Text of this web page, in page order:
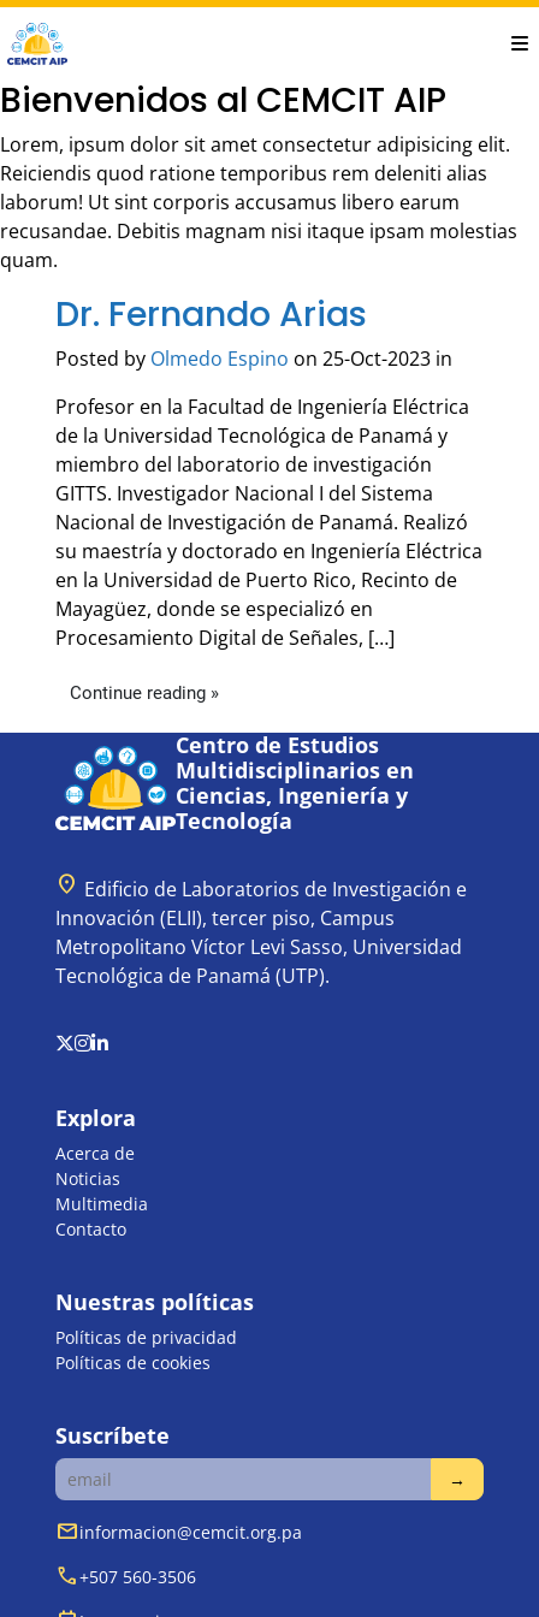
Saltar
al
contenido
principal
Bienvenidos al CEMCIT AIP
Lorem, ipsum dolor sit amet consectetur adipisicing elit.
Reiciendis quod ratione temporibus rem deleniti alias
laborum! Ut sint corporis accusamus libero earum
recusandae. Debitis magnam nisi itaque ipsam molestias
quam.
Dr. Fernando Arias
Posted by Olmedo Espino on 25-Oct-2023 in
Profesor en la Facultad de Ingeniería Eléctrica
de la Universidad Tecnológica de Panamá y
miembro del laboratorio de investigación
GITTS. Investigador Nacional I del Sistema
Nacional de Investigación de Panamá. Realizó
su maestría y doctorado en Ingeniería Eléctrica
en la Universidad de Puerto Rico, Recinto de
Mayagüez, donde se especializó en
Procesamiento Digital de Señales, […]
Continue reading »
Centro de Estudios
Multidisciplinarios en
Ciencias, Ingeniería y
Tecnología
location_on Edificio de Laboratorios de Investigación e
Innovación (ELII), tercer piso, Campus
Metropolitano Víctor Levi Sasso, Universidad
Tecnológica de Panamá (UTP).
Explora
Acerca de
Noticias
Multimedia
Contacto
Nuestras políticas
Políticas de privacidad
Políticas de cookies
Suscríbete
mailinformacion@cemcit.org.pa
call+507 560-3506